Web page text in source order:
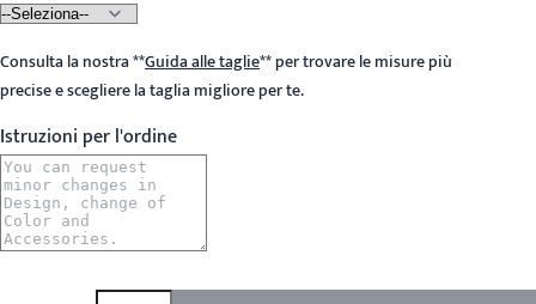
Consulta la nostra**Guida alle taglie**per trovare le misure più
precise e scegliere la taglia migliore per te.
Istruzioni per l'ordine